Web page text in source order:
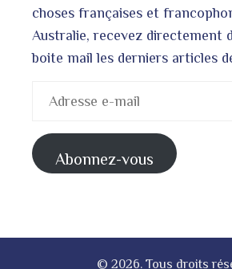
choses françaises et
Australie, recevez directement
boite mail les derniers articles
mail
Abonnez-vous
© 2026. Tous droits